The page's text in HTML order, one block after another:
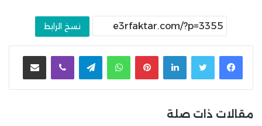
نسخ الرابط
لينكدإنبينتيريستواتسابتيلقرامڤايبر مشاركة عبر البريد
مقالات ذات صلة